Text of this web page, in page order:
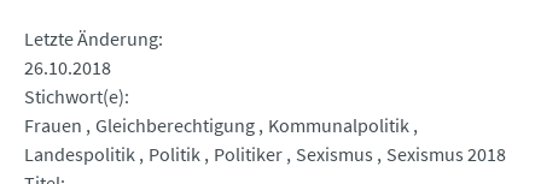
Letzte Änderung
26.10.2018
Stichwort(e)
Frauen Gleichberechtigung Kommunalpolitik
Landespolitik Politik Politiker Sexismus
Sexismus 2018